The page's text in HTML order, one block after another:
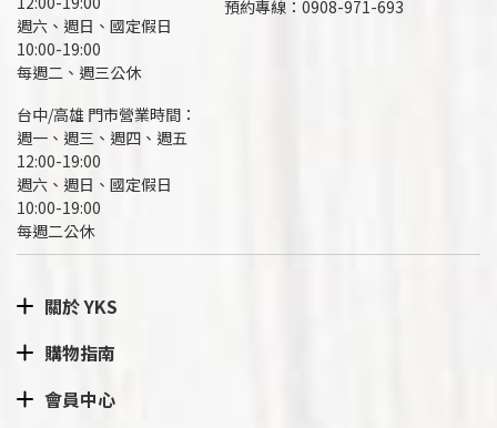
週六、週日、國定假日
10:00-19:00
每週二、週三公休
台中/高雄 門市營業時間：
週一、週三、週四、週五
12:00-19:00
週六、週日、國定假日
10:00-19:00
每週二公休
預約專線： 0908-971-693
關於 YKS
購物指南
會員中心